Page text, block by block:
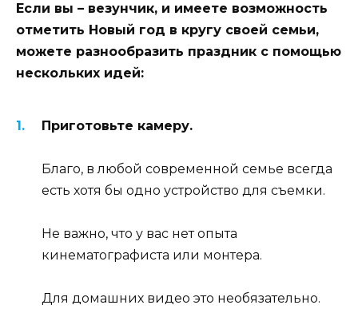
Если вы – везунчик, и имеете возможность
отметить Новый год в кругу своей семьи,
можете разнообразить праздник с помощью
нескольких идей:
Приготовьте камеру.
Благо, в любой современной семье всегда
есть хотя бы одно устройство для съемки.
Не важно, что у вас нет опыта
кинематографиста или монтера.
Для домашних видео это необязательно.